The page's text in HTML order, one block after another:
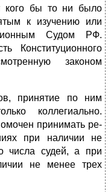
кого бы то ни было
к изучению или
Су­дом РФ.
Конституционного
законом
принятие по ним
коллегиально.
принимать ре­
при наличии не
числа судей, а при
не менее трех